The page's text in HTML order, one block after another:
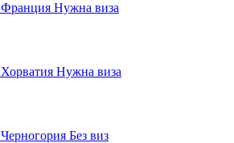
Франция Нужна виза
Хорватия Нужна виза
Черногория Без виз